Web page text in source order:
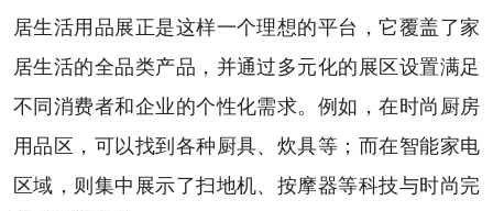
居生活用品展正是这样一个理想的平台，它覆盖了家
居生活的全品类产品，并通过多元化的展区设置满足
不同消费者和企业的个性化需求。例如，在时尚厨房
用品区，可以找到各种厨具、炊具等；而在智能家电
区域，则集中展示了扫地机、按摩器等科技与时尚完